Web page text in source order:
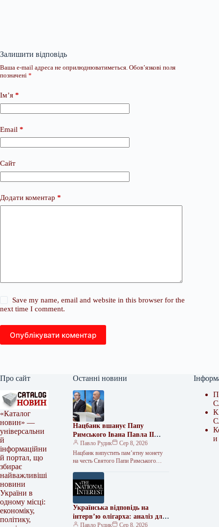
Залишити відповідь
Ваша e-mail адреса не оприлюднюватиметься. Обов’язкові поля
позначені *
Ім’я *
Email *
Сайт
Додати коментар *
Save my name, email and website in this browser for the
next time I comment.
Опублікувати коментар
Про сайт
«Каталог
новин» —
універсальни
й
інформаційни
й портал, що
збирає
найважливіші
новини
України в
одному місці:
економіку,
політику,
Останні новини
Нацбанк вшанує Папу
Римського Івана Павла II
пам’ятною монетою
Павло Рудик
Сер 8, 2026
Нацбанк випустить пам’ятну монету
на честь Святого Папи Римського
монету, присвячену…
Українська відповідь на
інтерв’ю олігарха: аналіз для
The National Interest
Павло Рудик Сер 8, 2026
и